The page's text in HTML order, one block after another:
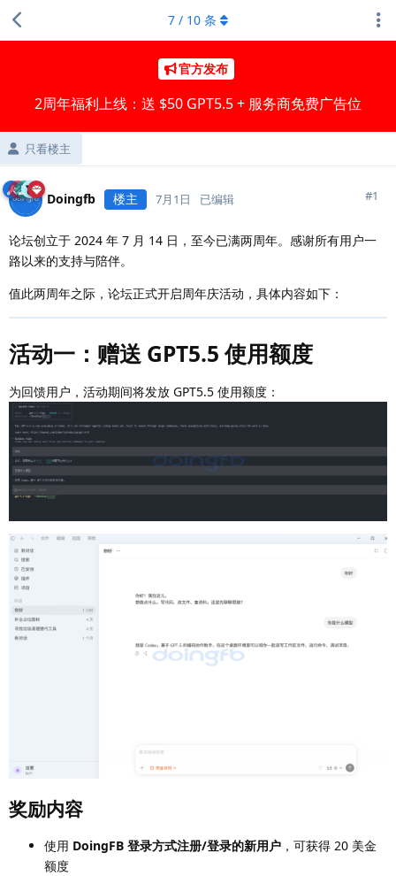
官方发布
2周年福利上线：送 $50 GPT5.5 + 服务商免费广告位
只看楼主
7 / 10 条
Doingfb 楼主 7月1日 已编辑 #1
论坛创立于 2024 年 7 月 14 日，至今已满两周年。感谢所有用户一
路以来的支持与陪伴。
值此两周年之际，论坛正式开启周年庆活动，具体内容如下：
活动一：赠送 GPT5.5 使用额度
为回馈用户，活动期间将发放 GPT5.5 使用额度：
奖励内容
使用 DoingFB 登录方式注册/登录的新用户 ，可获得 20 美金
额度